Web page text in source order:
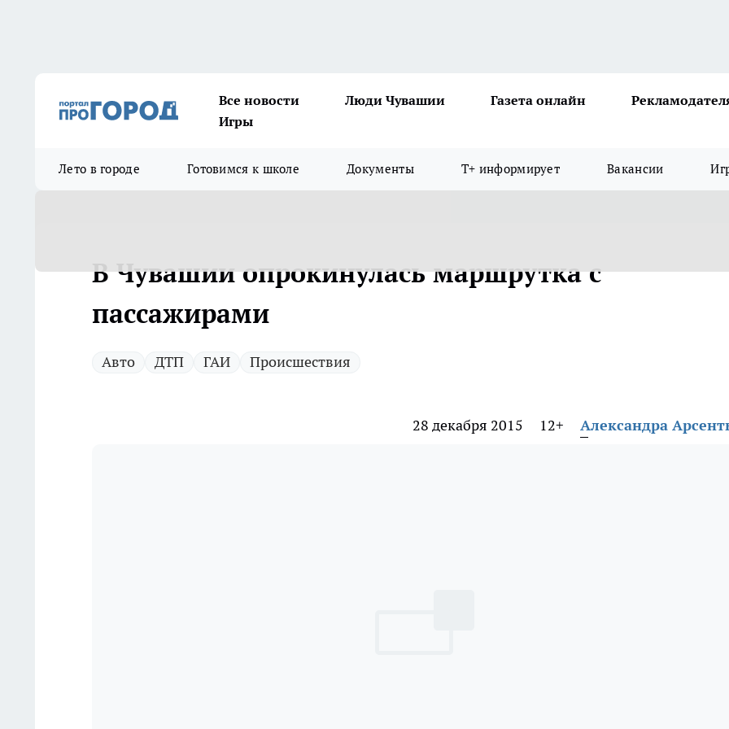
Все новости Люди Чувашии Газета онлайн
Игры
Лето в городе Готовимся к школе Документы Т+ информирует Вакансии
В Чувашии опрокинулась маршрутка с
пассажирами
Авто ДТП ГАИ Происшествия
28 декабря 2015 12+ Александра